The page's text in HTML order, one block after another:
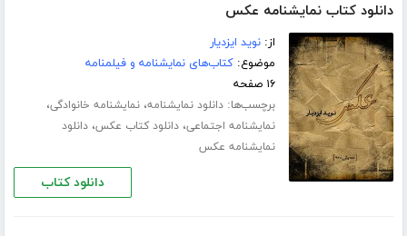
دانلود کتاب نمایشنامه عکس
از:نوید ایزدیار
موضوع:کتاب‌های نمایشنامه و فیلمنامه
۱۶ صفحه
برچسب‌ها:دانلود نمایشنامه،نمایشنامه خانوادگی،
نمایشنامه اجتماعی،دانلود کتاب عکس،دانلود
نمایشنامه عکس
دانلود کتاب